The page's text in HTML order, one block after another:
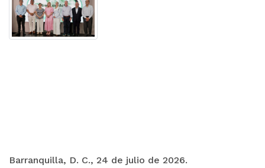
Barranquilla, D. C., 24 de julio de 2026.